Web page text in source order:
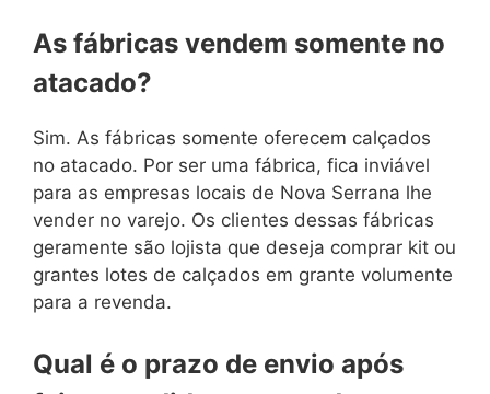
As fábricas vendem somente no
atacado?
Sim. As fábricas somente oferecem calçados
no atacado. Por ser uma fábrica, fica inviável
para as empresas locais de Nova Serrana lhe
vender no varejo. Os clientes dessas fábricas
geramente são lojista que deseja comprar kit ou
grantes lotes de calçados em grante volumente
para a revenda.
Qual é o prazo de envio após